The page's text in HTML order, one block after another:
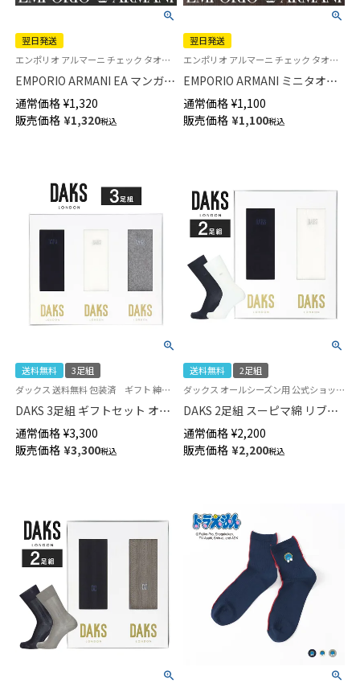
翌日発送
エンポリオ アルマーニ チェック タオル ハンドタオル ハンカチ ブランド プレゼント 転勤 送別
EMPORIO ARMANI EA マンガベ
ア 綿100％ ミニタオル メンズ
【365日最短翌日発送】
02340025
通常価格 ¥1,320
販売価格 ¥1,320税込
翌日発送
エンポリオ アルマーニ チェック タオル ミニタオル ハンドタオル ハンカチ ブランド プレゼント 転勤 送別
EMPORIO ARMANI ミニタオル
タッターソール柄 綿100％ メン
ズ【365日最短翌日発送】
02340024
通常価格 ¥1,100
販売価格 ¥1,100税込
送料無料
3足組
ダックス 送料無料 包装済 ギフト 紳士 贈答用 靴下
DAKS 3足組 ギフトセット オー
ルシーズン用 スーピマ綿 リブ
クルー丈 カジュアル ソックス
メンズ 02534016（DAC-30）
通常価格 ¥3,300
販売価格 ¥3,300税込
送料無料
2足組
ダックス オールシーズン用 公式ショップ 紳士 贈答用 靴下
DAKS 2足組 スーピマ綿 リブソ
ックス 包装済ギフトセット カ
ジュアル クルー丈 メンズ
02534015（DAC-20）giftset
通常価格 ¥2,200
販売価格 ¥2,200税込